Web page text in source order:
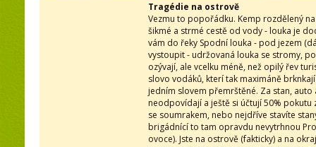
Tragédie na ostrově
Vezmu to popořádku. Kemp rozdělený
šikmé a strmé cestě od vody - louka je
vám do řeky Spodní louka - pod jezem
vystoupit - udržovaná louka se stromy,
ozývají, ale vcelku méně, než opilý řev
slovo vodáků, kterí tak maximáně
jedním slovem přemrštěné. Za stan,
neodpovídají a ještě si účtují 50% pokutu
se soumrakem, nebo nejdříve stavíte
brigádnící to tam opravdu nevytrhnou
ovoce). Jste na ostrově (fakticky) a na